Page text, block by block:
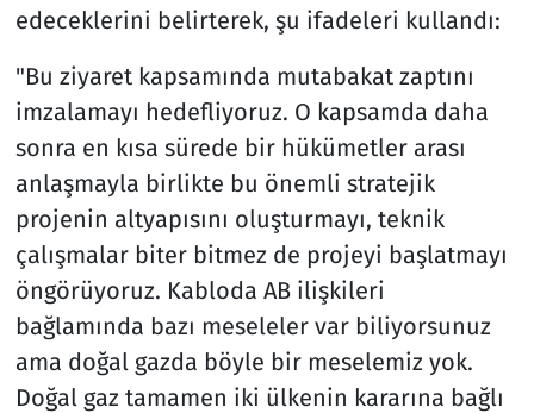
edeceklerini belirterek, şu ifadeleri kullandı:
"Bu ziyaret kapsamında mutabakat zaptını
imzalamayı hedefliyoruz. O kapsamda daha
sonra en kısa sürede bir hükümetler arası
anlaşmayla birlikte bu önemli stratejik
projenin altyapısını oluşturmayı, teknik
çalışmalar biter bitmez de projeyi başlatmayı
öngörüyoruz. Kabloda AB ilişkileri
bağlamında bazı meseleler var biliyorsunuz
ama doğal gazda böyle bir meselemiz yok.
Doğal gaz tamamen iki ülkenin kararına bağlı